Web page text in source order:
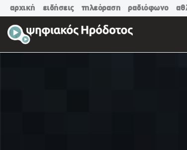
αρχική ειδήσεις τηλεόραση ραδιόφωνο